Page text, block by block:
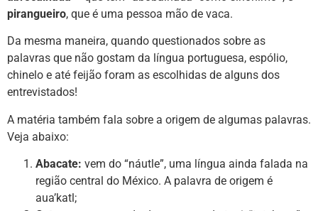
pirangueiro, que é uma pessoa mão de vaca.
Da mesma maneira, quando questionados sobre as
palavras que não gostam da língua portuguesa, espólio,
chinelo e até feijão foram as escolhidas de alguns dos
entrevistados!
A matéria também fala sobre a origem de algumas palavras.
Veja abaixo:
Abacate: vem do “náutle”, uma língua ainda falada na
região central do México. A palavra de origem é
aua’katl;